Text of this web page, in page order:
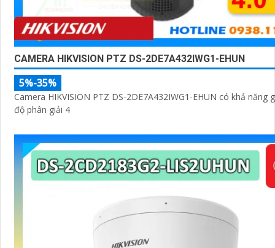
CAMERA HIKVISION PTZ DS-2DE7A432IWG1-EHUN
5%-35%
Camera HIKVISION PTZ DS-2DE7A432IWG1-EHUN có khả năng
độ phân giải 4